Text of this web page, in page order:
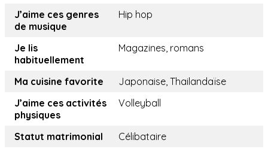
J’aime ces genres
de musique
Hip hop
Je lis
habituellement
Magazines, romans
Ma cuisine favorite
Japonaise, Thailandaïse
J’aime ces activités
physiques
Volleyball
Statut matrimonial
Célibataire